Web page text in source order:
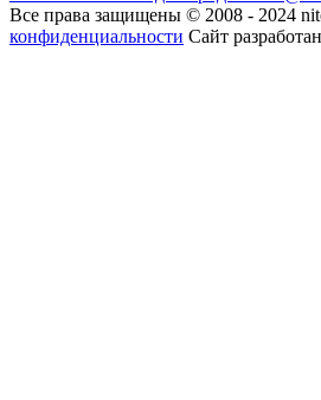
Все права защищены © 2008 - 2024
конфиденциальности Сайт